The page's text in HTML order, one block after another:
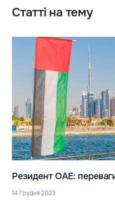
Статті на тему
Резидент ОАЕ:
14 Грудня 2023